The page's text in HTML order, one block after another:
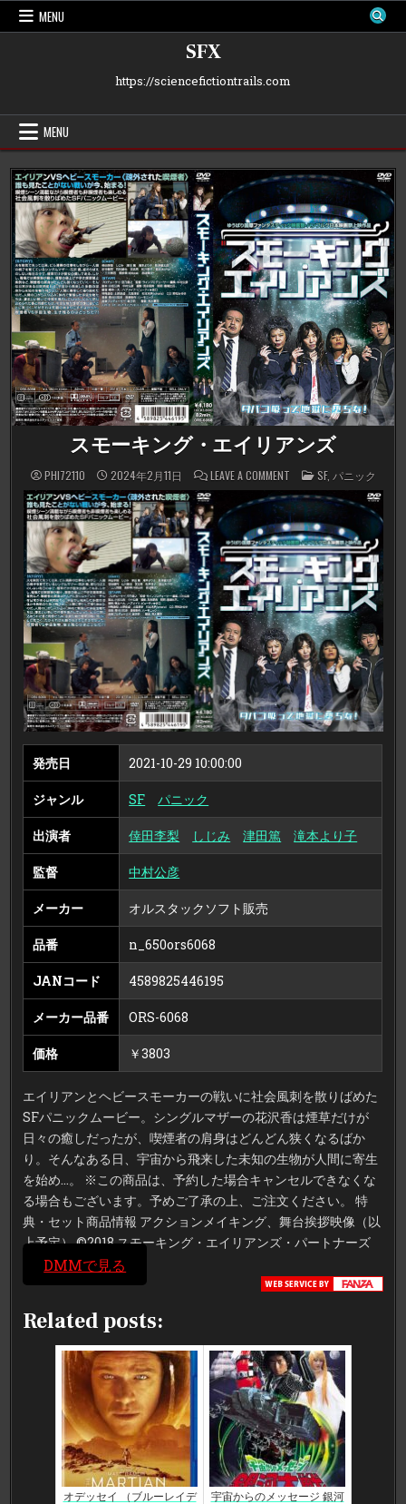
Skip
MENU
SFX
https://sciencefictiontrails.com
MENU
スモーキング・エイリアンズ
PHI72110 2024年2月11日 LEAVE A COMMENTON
モ
ー
キ
ン
グ・
エ
イ
リ
ア
ン
ズ
POSTED
IN
SF, パニック
発売日 2021-10-29 10:00:00
ジャンル SF パニック
出演者 倖田李梨 しじみ 津田篤 滝本より子
監督 中村公彦
メーカー オルスタックソフト販売
品番 n_650ors6068
JANコード 4589825446195
メーカー品番 ORS-6068
価格 ￥3803
エイリアンとヘビースモーカーの戦いに社会風刺を散りばめた
SFパニックムービー。シングルマザーの花沢香は煙草だけが
日々の癒しだったが、喫煙者の肩身はどんどん狭くなるばか
り。そんなある日、宇宙から飛来した未知の生物が人間に寄生
を始め…。 ※この商品は、予約した場合キャンセルできなくな
る場合もございます。予めご了承の上、ご注文ください。 特
典・セット商品情報 アクションメイキング、舞台挨拶映像（以
上予定） ©2018 スモーキング・エイリアンズ・パートナーズ
DMMで見る
Related posts:
オデッセイ （ブルーレイデ
宇宙からのメッセージ 銀河